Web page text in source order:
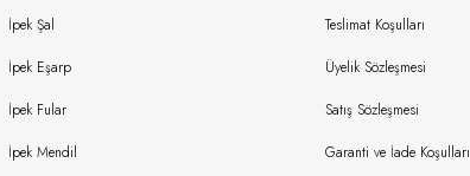
İpek Şal
İpek Eşarp
İpek Fular
İpek Mendil
Teslimat Koşulları
Üyelik Sözleşmesi
Satış Sözleşmesi
Garanti ve İade Koşulları